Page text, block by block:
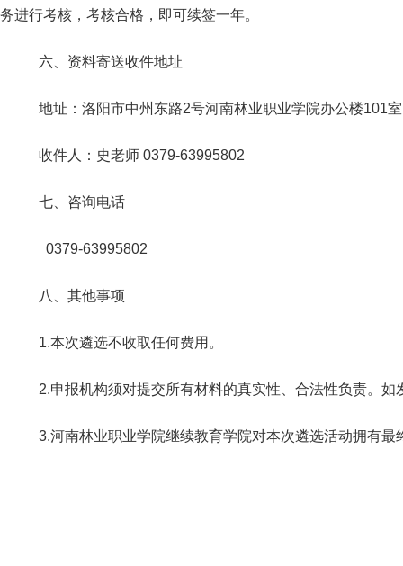
务进行考核，考核合格，即可续签一年。
六、资料寄送收件地址
地址：洛阳市中州东路2号河南林业职业学院办公楼101室
收件人：史老师 0379-63995802
七、咨询电话
0379-63995802
八、其他事项
1.本次遴选不收取任何费用。
2.申报机构须对提交所有材料的真实性、合法性负责。
3.河南林业职业学院继续教育学院对本次遴选活动拥有最